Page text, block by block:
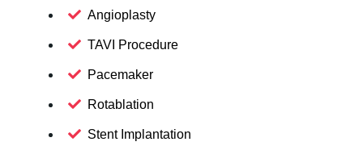
Angioplasty
TAVI Procedure
Pacemaker
Rotablation
Stent Implantation